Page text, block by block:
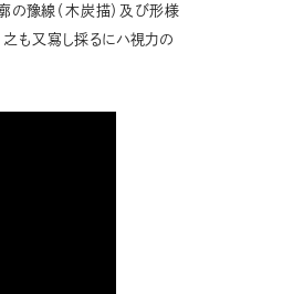
豫線（木炭描）及び形様
も又寫し採るにハ視力の